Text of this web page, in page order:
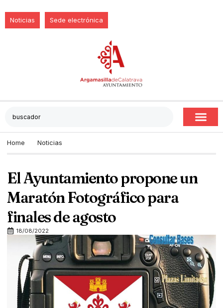
Noticias Sede electrónica
Home Noticias
El Ayuntamiento propone un
Maratón Fotográfico para
finales de agosto
18/08/2022